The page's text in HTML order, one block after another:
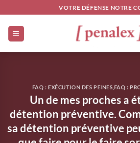
au
contenu
VOTRE DÉFENSE NOTRE
FAQ : EXÉCUTION DES PEINES FAQ :
Un de mes proches a
détention préventive.
sa détention préventive